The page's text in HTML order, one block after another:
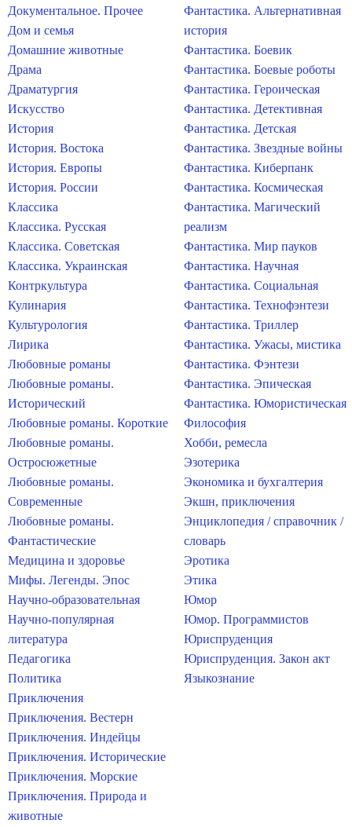
Документальное. Прочее
Дом и семья
Домашние животные
Драма
Драматургия
Искусство
История
История. Востока
История. Европы
История. России
Классика
Классика. Русская
Классика. Советская
Классика. Украинская
Контркультура
Кулинария
Культурология
Лирика
Любовные романы
Любовные романы.
Исторический
Любовные романы. Короткие
Любовные романы.
Остросюжетные
Любовные романы.
Современные
Любовные романы.
Фантастические
Медицина и здоровье
Мифы. Легенды. Эпос
Научно-образовательная
Научно-популярная
литература
Педагогика
Политика
Приключения
Приключения. Вестерн
Приключения. Индейцы
Приключения. Исторические
Приключения. Морские
Приключения. Природа и
животные
Фантастика. Альтернативная
история
Фантастика. Боевик
Фантастика. Боевые роботы
Фантастика. Героическая
Фантастика. Детективная
Фантастика. Детская
Фантастика. Звездные войны
Фантастика. Киберпанк
Фантастика. Космическая
Фантастика. Магический
реализм
Фантастика. Мир пауков
Фантастика. Научная
Фантастика. Социальная
Фантастика. Технофэнтези
Фантастика. Триллер
Фантастика. Ужасы, мистика
Фантастика. Фэнтези
Фантастика. Эпическая
Фантастика. Юмористическая
Философия
Хобби, ремесла
Эзотерика
Экономика и бухгалтерия
Экшн, приключения
Энциклопедия / справочник /
словарь
Эротика
Этика
Юмор
Юмор. Программистов
Юриспруденция
Юриспруденция. Закон акт
Языкознание